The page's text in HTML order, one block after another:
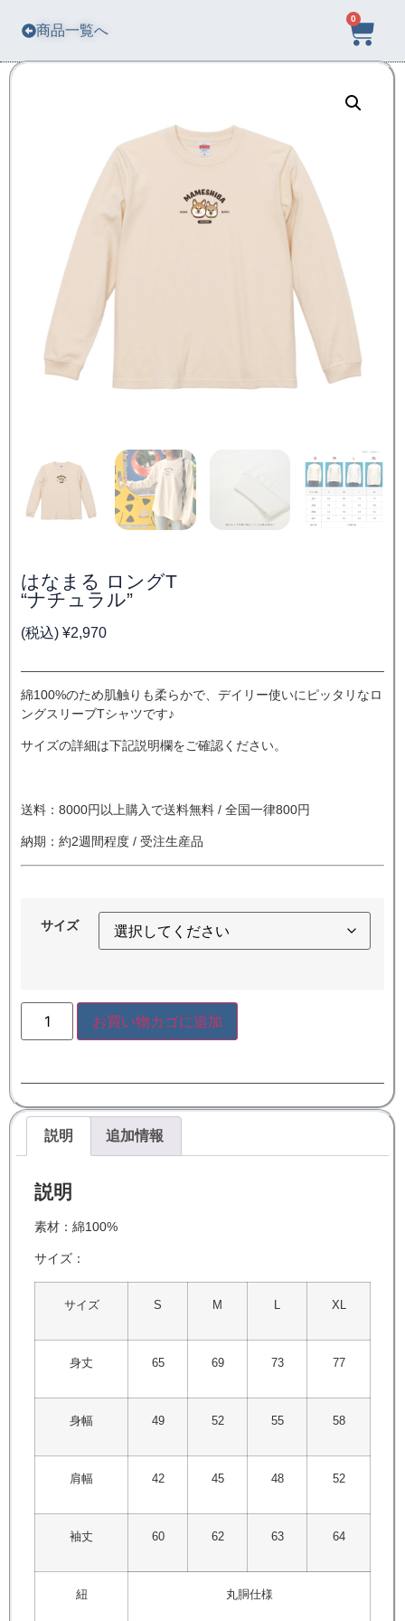
商品一覧へ
0
はなまる ロングT
“ナチュラル”
(税込) ¥2,970
綿100%のため肌触りも柔らかで、デイリー使いにピッタリなロ
ングスリーブTシャツです♪
サイズの詳細は下記説明欄をご確認ください。
送料：8000円以上購入で送料無料 / 全国一律800円
納期：約2週間程度 / 受注生産品
サイズ
お買い物カゴに追加
説明 追加情報
説明
素材：綿100%
サイズ：
サイズ S M XL
身丈 65 69 73 77
身幅 49 52 55 58
肩幅 42 45 48 52
袖丈 60 62 63 64
紐 丸胴仕様